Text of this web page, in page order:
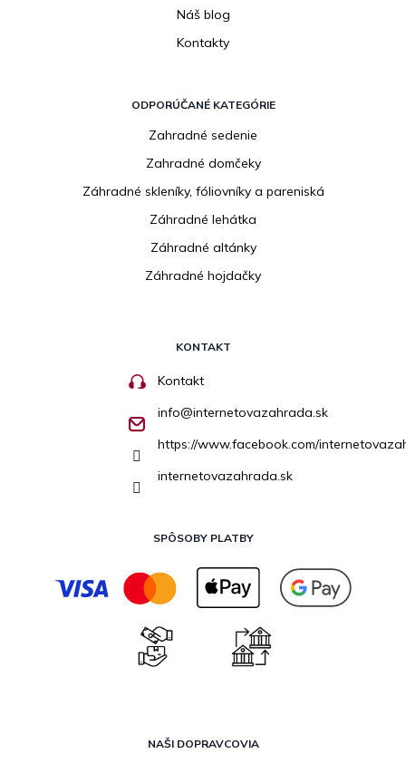
Náš blog
Kontakty
ODPORÚČANÉ KATEGÓRIE
Zahradné sedenie
Zahradné domčeky
Záhradné skleníky, fóliovníky a pareniská
Záhradné lehátka
Záhradné altánky
Záhradné hojdačky
KONTAKT
Kontakt
info@internetovazahrada.sk
https://www.facebook.com/
internetovazahrada.sk
SPÔSOBY PLATBY
NAŠI DOPRAVCOVIA